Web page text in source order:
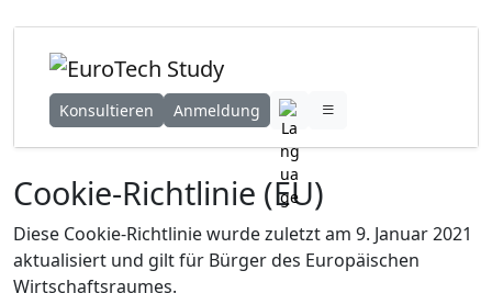
Konsultieren Anmeldung
Cookie-Richtlinie (EU)
Diese Cookie-Richtlinie wurde zuletzt am 9. Januar 2021
aktualisiert und gilt für Bürger des Europäischen
Wirtschaftsraumes.